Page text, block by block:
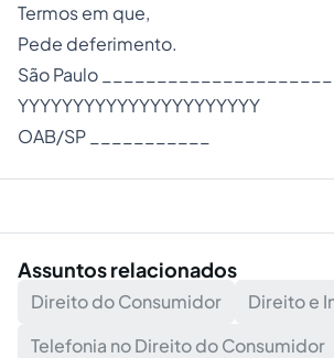
Termos em que,
Pede deferimento.
São Paulo
YYYYYYYYYYYYYYYYYYYYYY
OAB/SP ___________
Assuntos relacionados
Direito do Consumidor
Direito e
Telefonia no Direito do Consumidor